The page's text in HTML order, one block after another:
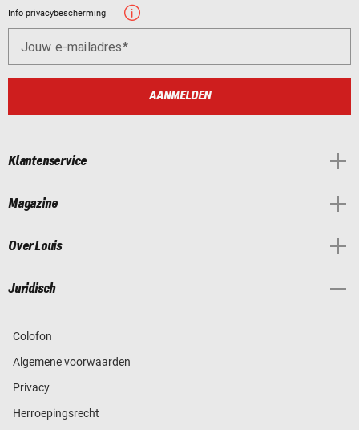
Info privacybescherming
Jouw e-mailadres
AANMELDEN
Klantenservice
Magazine
Over Louis
Juridisch
Colofon
Algemene voorwaarden
Privacy
Herroepingsrecht